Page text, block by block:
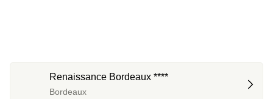
Renaissance Bordeaux ****
Bordeaux